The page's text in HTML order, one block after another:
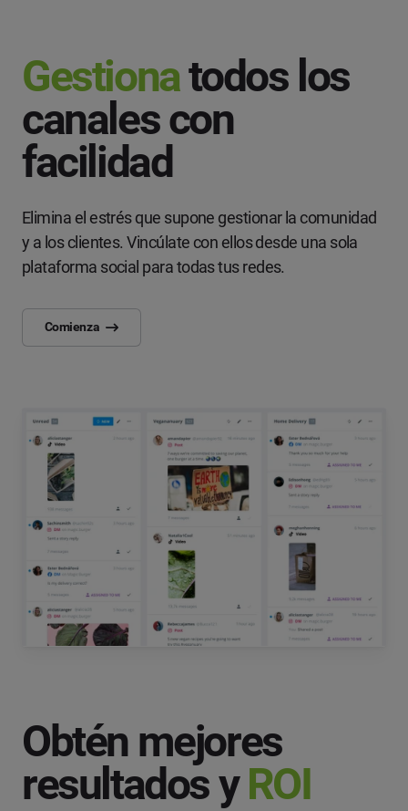
Gestionatodos los
canales con
facilidad
Elimina el estrés que supone gestionar la comunidad
y a los clientes. Vincúlate con ellos desde una sola
plataforma social para todas tus redes.
Comienza
Obtén mejores
resultados yROI